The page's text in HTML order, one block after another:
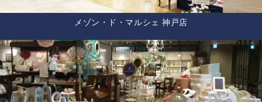
メゾン・ド・マルシェ 神戸店